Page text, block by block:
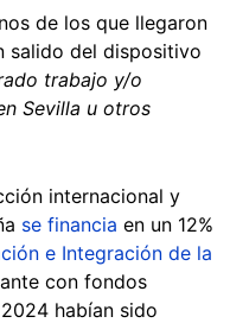
de los que llegaron
salido del dispositivo
trabajo y/o
Sevilla u otros
internacional y
se financia en un 12%
e Integración de la
con fondos
habían sido